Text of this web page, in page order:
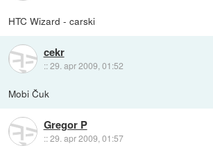
HTC Wizard - carski
cekr
::29. apr 2009, 01:52
Mobi Čuk
Gregor P
::29. apr 2009, 01:57